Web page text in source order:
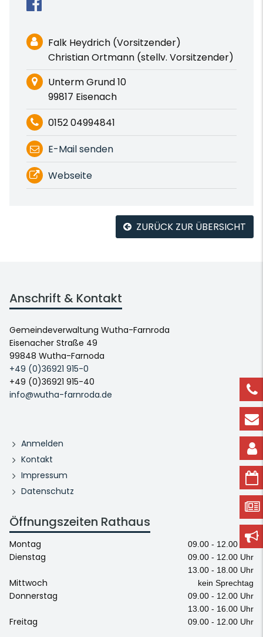
Falk Heydrich (Vorsitzender)
Christian Ortmann (stellv. Vorsitzender)
Unterm Grund 10
99817 Eisenach
0152 04994841
E-Mail senden
Webseite
ZURÜCK ZUR ÜBERSICHT
Anschrift & Kontakt
Gemeindeverwaltung Wutha-Farnroda
Eisenacher Straße 49
99848 Wutha-Farnoda
+49 (0)36921 915-0
+49 (0)36921 915-40
info@wutha-farnroda.de
Anmelden
Kontakt
Impressum
Datenschutz
Öffnungszeiten Rathaus
Montag 09.00 - 12.00 Uhr
Dienstag
09.00 - 12.00 Uhr
13.00 - 18.00 Uhr
Mittwoch kein Sprechtag
Donnerstag
09.00 - 12.00 Uhr
13.00 - 16.00 Uhr
Freitag 09.00 - 12.00 Uhr